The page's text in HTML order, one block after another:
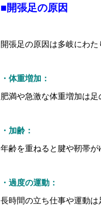
■開張足の原因
開張足の原因は多岐にわ
・体重増加：
肥満や急激な体重増加は足
・加齢：
年齢を重ねると腱や靭帯が
・過度の運動：
長時間の立ち仕事や運動は